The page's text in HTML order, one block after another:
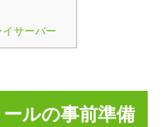
サーバー
ルの事前準備